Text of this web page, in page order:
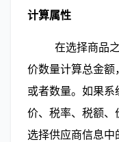
计算属性
价数量计算总金
或者数量。如果
价、税率、税额、
选择供应商信息中